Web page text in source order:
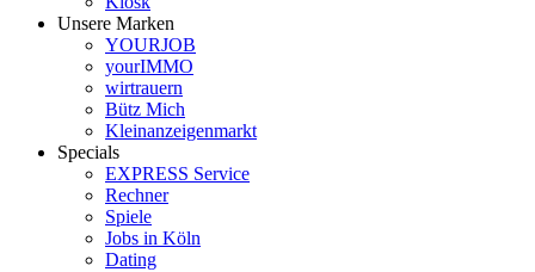
Unsere Marken
YOURJOB
yourIMMO
wirtrauern
Bütz Mich
Kleinanzeigenmarkt
Specials
EXPRESS Service
Rechner
Spiele
Jobs in Köln
Dating